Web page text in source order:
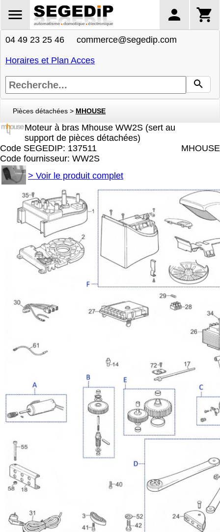
04 49 23 25 46 commerce@segedip.com
Horaires et Plan Acces
Pièces détachées > MHOUSE
Moteur à bras Mhouse WW2S (sert au
support de pièces détachées)
MHOUSE
Code SEGEDIP: 137511
Code fournisseur: WW2S
> Voir le produit complet